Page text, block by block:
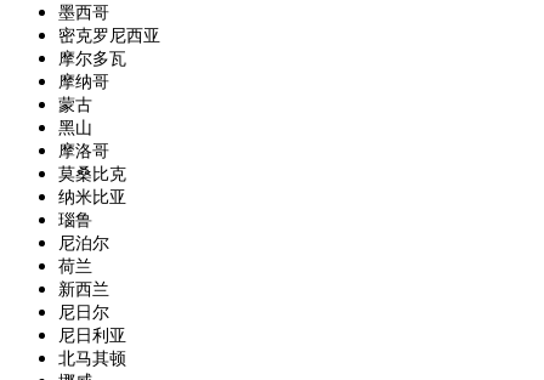
墨西哥
密克罗尼西亚
摩尔多瓦
摩纳哥
蒙古
黑山
摩洛哥
莫桑比克
纳米比亚
瑙鲁
尼泊尔
荷兰
新西兰
尼日尔
尼日利亚
北马其顿